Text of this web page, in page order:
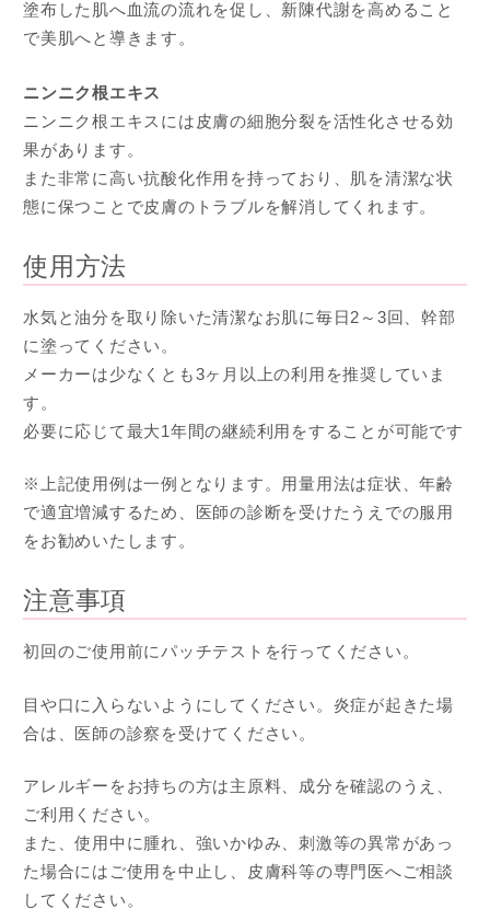
塗布した肌へ血流の流れを促し、新陳代謝を高めること
で美肌へと導きます。
ニンニク根エキス
ニンニク根エキスには皮膚の細胞分裂を活性化させる効
果があります。
また非常に高い抗酸化作用を持っており、肌を清潔な状
態に保つことで皮膚のトラブルを解消してくれます。
使用方法
水気と油分を取り除いた清潔なお肌に毎日2～3回、幹部
に塗ってください。
メーカーは少なくとも3ヶ月以上の利用を推奨していま
す。
必要に応じて最大1年間の継続利用をすることが可能です
※上記使用例は一例となります。用量用法は症状、年齢
で適宜増減するため、医師の診断を受けたうえでの服用
をお勧めいたします。
注意事項
初回のご使用前にパッチテストを行ってください。
目や口に入らないようにしてください。炎症が起きた場
合は、医師の診察を受けてください。
アレルギーをお持ちの方は主原料、成分を確認のうえ、
ご利用ください。
また、使用中に腫れ、強いかゆみ、刺激等の異常があっ
た場合にはご使用を中止し、皮膚科等の専門医へご相談
してください。